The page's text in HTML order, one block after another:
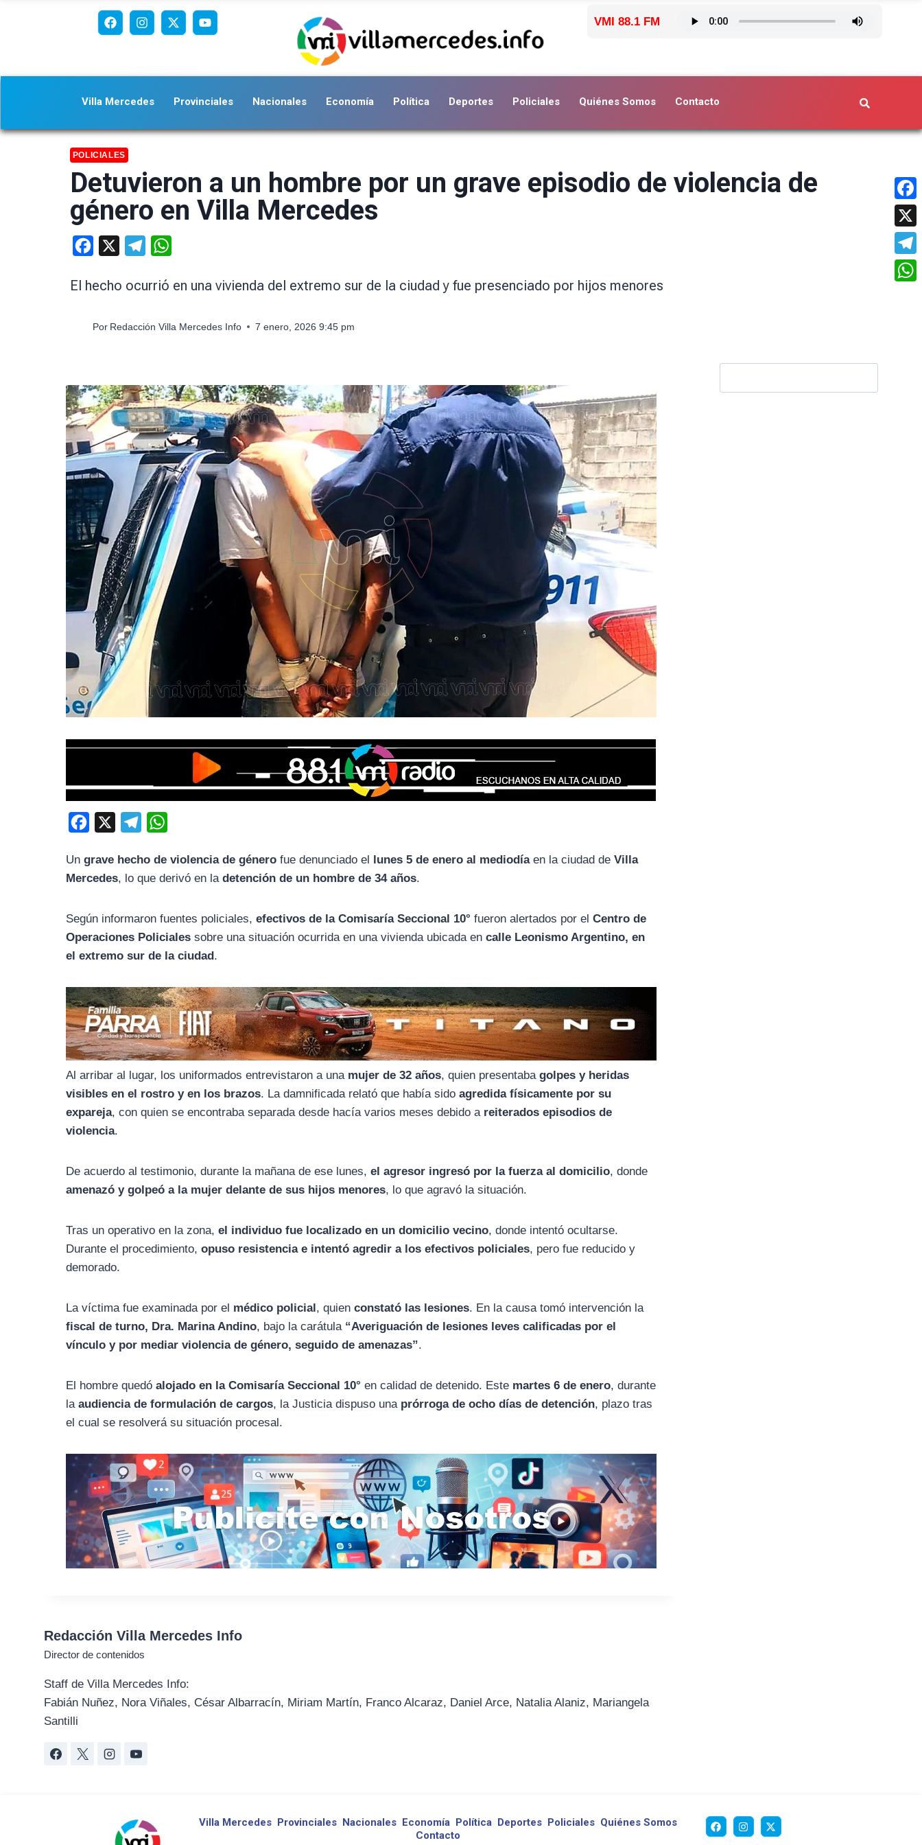
VMI 88.1 FM
Villa Mercedes Provinciales Nacionales Economía Política Deportes Policiales Quiénes Somos Contacto
POLICIALES
Detuvieron a un hombre por un grave episodio de violencia de
género en Villa Mercedes
Facebook Telegram
El hecho ocurrió en una vivienda del extremo sur de la ciudad y fue presenciado por hijos menores
Por Redacción Villa Mercedes Info 7 enero, 2026 9:45 pm
c
e
o
l
e
r
a
t
A
Ungrave hecho de violencia de género fue denunciado el lunes 5 de enero al mediodíaen la ciudad deVilla
Mercedes, lo que derivó en ladetención de un hombre de 34 años.
Según informaron fuentes policiales,efectivos de la Comisaría Seccional 10° fueron alertados por elCentro de
Operaciones Policiales sobre una situación ocurrida en una vivienda ubicada encalle Leonismo Argentino, en
el extremo sur de la ciudad .
Al arribar al lugar, los uniformados entrevistaron a una mujer de 32 años, quien presentabagolpes y heridas
visibles en el rostro y en los brazos. La damnificada relató que había sidoagredida físicamente por su
expareja, con quien se encontraba separada desde hacía varios meses debido a reiterados episodios de
violencia.
De acuerdo al testimonio, durante la mañana de ese lunes,el agresor ingresó por la fuerza al domicilio, donde
amenazó y golpeó a la mujer delante de sus hijos menores, lo que agravó la situación.
Tras un operativo en la zona,el individuo fue localizado en un domicilio vecino, donde intentó ocultarse.
Durante el procedimiento,opuso resistencia e intentó agredir a los efectivos policiales, pero fue reducido y
demorado.
La víctima fue examinada por el médico policial, quienconstató las lesiones. En la causa tomó intervención la
fiscal de turno, Dra. Marina Andino, bajo la carátula “Averiguación de lesiones leves calificadas por el
vínculo y por mediar violencia de género, seguido de amenazas”.
El hombre quedóalojado en la Comisaría Seccional 10° en calidad de detenido. Este martes 6 de enero, durante
laaudiencia de formulación de cargos, la Justicia dispuso una prórroga de ocho días de detención, plazo tras
el cual se resolverá su situación procesal.
Redacción Villa Mercedes Info
Director de contenidos
Staff de Villa Mercedes Info:
Fabián Nuñez, Nora Viñales, César Albarracín, Miriam Martín, Franco Alcaraz, Daniel Arce, Natalia Alaniz, Mariangela
Santilli
Villa Mercedes Provinciales Nacionales Economía Política Deportes Policiales Quiénes Somos
Contacto
X